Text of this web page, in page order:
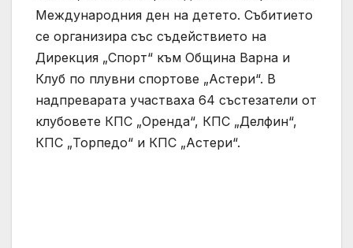
Международния ден на детето. Събитието
се организира със съдействието на
Дирекция „Спорт“ към Община Варна и
Клуб по плувни спортове „Астери“. В
надпреварата участваха 64 състезатели от
клубовете КПС „Оренда“, КПС „Делфин“,
КПС „Торпедо“ и КПС „Астери“.